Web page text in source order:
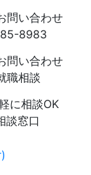
問い合わせ
8983
問い合わせ
職相談
に相談OK
談窓口